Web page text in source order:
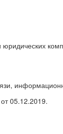
05.12.2019.